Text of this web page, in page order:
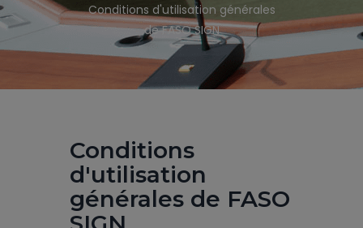
Conditions d'utilisation générales
de FASO SIGN
Conditions
d'utilisation
générales de FASO